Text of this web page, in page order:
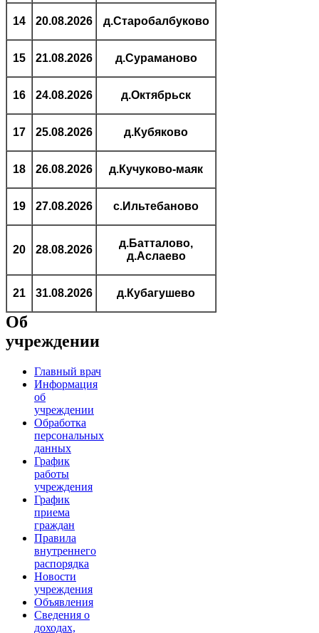
14 20.08.2026 д.Старобалбуково
15 21.08.2026 д.Сураманово
16 24.08.2026 д.Октябрьск
17 25.08.2026 д.Кубяково
18 26.08.2026 д.Кучуково-маяк
19 27.08.2026 с.Ильтебаново
20 28.08.2026
д.Батталово,
д.Аслаево
21 31.08.2026 д.Кубагушево
Об
учреждении
Главный врач
Информация
об
учреждении
Обработка
персональных
данных
График
работы
учреждения
График
приема
граждан
Правила
внутреннего
распорядка
Новости
учреждения
Объявления
Сведения о
доходах,